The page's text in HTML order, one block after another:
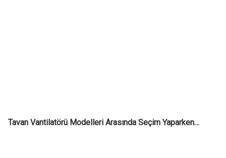
Tavan Vantilatörü Modelleri Arasında Seçim Yaparken…